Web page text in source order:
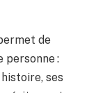
de
personne :
ses